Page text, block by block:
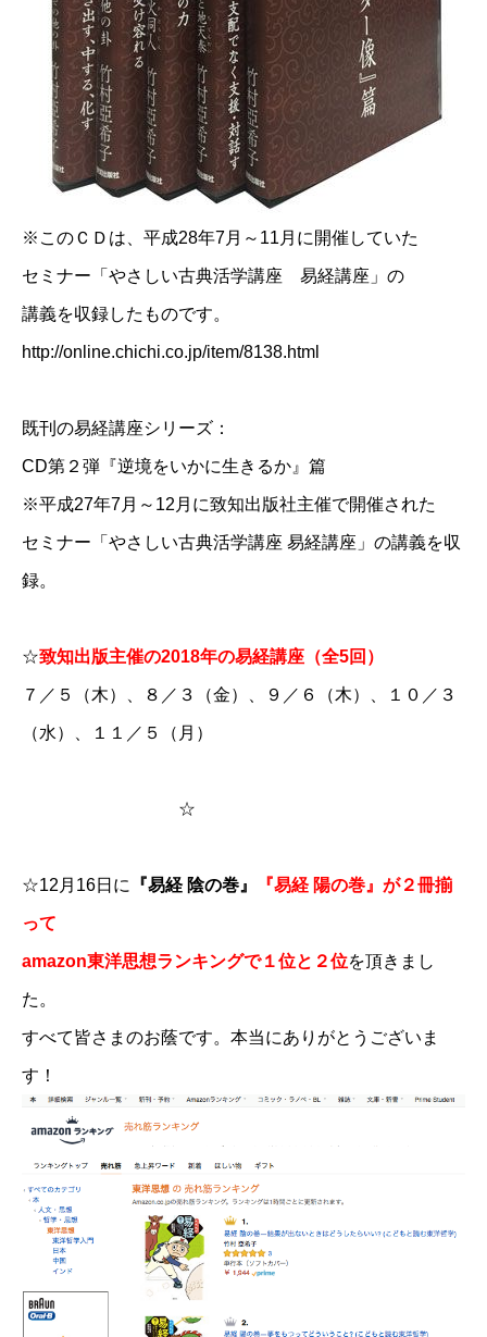
※このＣＤは、平成28年7月～11月に開催していた
セミナー「やさしい古典活学講座 易経講座」の
講義を収録したものです。
​http://online.chichi.co.jp/item/8138.html
既刊の易経講座シリーズ：
CD第２弾『逆境をいかに生きるか』篇
※平成27年7月～12月に致知出版社主催で開催された
セミナー「やさしい古典活学講座 易経講座」の講義を収
録。
☆致知出版主催の2018年の易経講座（全5回）
７／５（木）、８／３（金）、９／６（木）、１０／３
（水）、１１／５（月）
☆
☆12月16日に 『易経 陰の巻』 ​『易経 陽の巻』が２冊揃
って
amazon東洋思想ランキングで１位と２位を頂きまし
た。
すべて皆さまのお蔭です。本当にありがとうございま
す！​​